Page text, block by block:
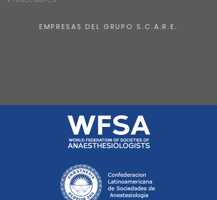
EMPRESAS DEL GRUPO S.C.A.R.E.